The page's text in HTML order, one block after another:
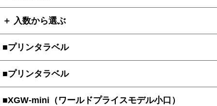
＋ 入数から選ぶ
■プリンタラベル
■プリンタラベル
■XGW-mini（ワールドプライスモデル小口）